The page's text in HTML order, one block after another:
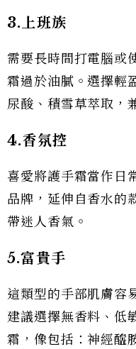
3.上班族
需要長時間打電腦或
霜過於油膩。選擇輕
尿酸、積雪草萃取，
4.香氛控
喜愛將護手霜當作日
品牌，延伸自香水的
帶迷人香氣。
5.富貴手
這類型的手部肌膚容
建議選擇無香料、低
霜，像包括：神經醯